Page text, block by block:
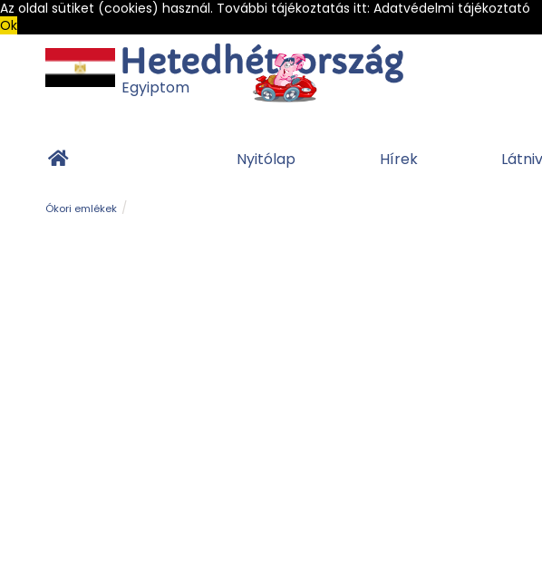
Az oldal sütiket (cookies) használ. További tájékoztatás itt: Adatvédelmi tájékoztató
Ok
Egyiptom
Nyitólap Hírek
Ókori emlékek